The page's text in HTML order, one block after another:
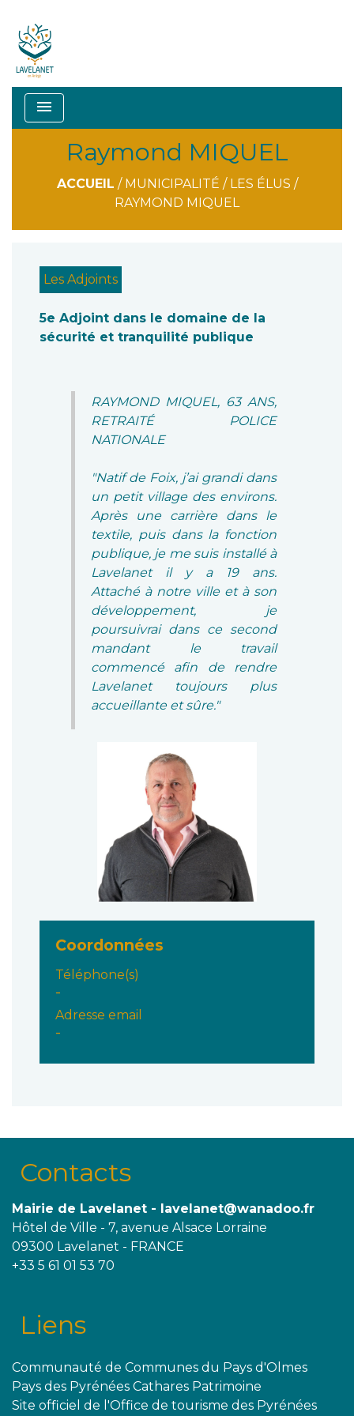
menu
Raymond MIQUEL
ACCUEIL / MUNICIPALITÉ / LES ÉLUS /
RAYMOND MIQUEL
Les Adjoints
5e Adjoint dans le domaine de la
sécurité et tranquilité publique
RAYMOND MIQUEL, 63 ANS,
RETRAITÉ POLICE
NATIONALE
"Natif de Foix, j’ai grandi dans
un petit village des environs.
Après une carrière dans le
textile, puis dans la fonction
publique, je me suis installé à
Lavelanet il y a 19 ans.
Attaché à notre ville et à son
développement, je
poursuivrai dans ce second
mandant le travail
commencé afin de rendre
Lavelanet toujours plus
accueillante et sûre."
Coordonnées
Téléphone(s)
-
Adresse email
-
Contacts
Mairie de Lavelanet - lavelanet@wanadoo.fr
Hôtel de Ville - 7, avenue Alsace Lorraine
09300 Lavelanet - FRANCE
+33 5 61 01 53 70
Liens
Communauté de Communes du Pays d'Olmes
Pays des Pyrénées Cathares Patrimoine
Site officiel de l'Office de tourisme des Pyrénées